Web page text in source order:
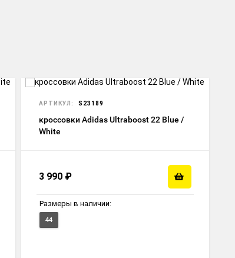
АРТИКУЛ: S23189
кроссовки Adidas Ultraboost 22 Blue /
White
3 990 ₽
Размеры в наличии:
44